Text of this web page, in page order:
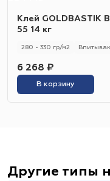
Клей GOLDBASTIK
55 14 кг
280 - 330 гр/м2
6 268 ₽
В корзину
Другие типы